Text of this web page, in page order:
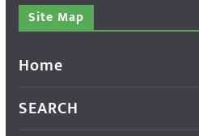
Site Map
Home
SEARCH